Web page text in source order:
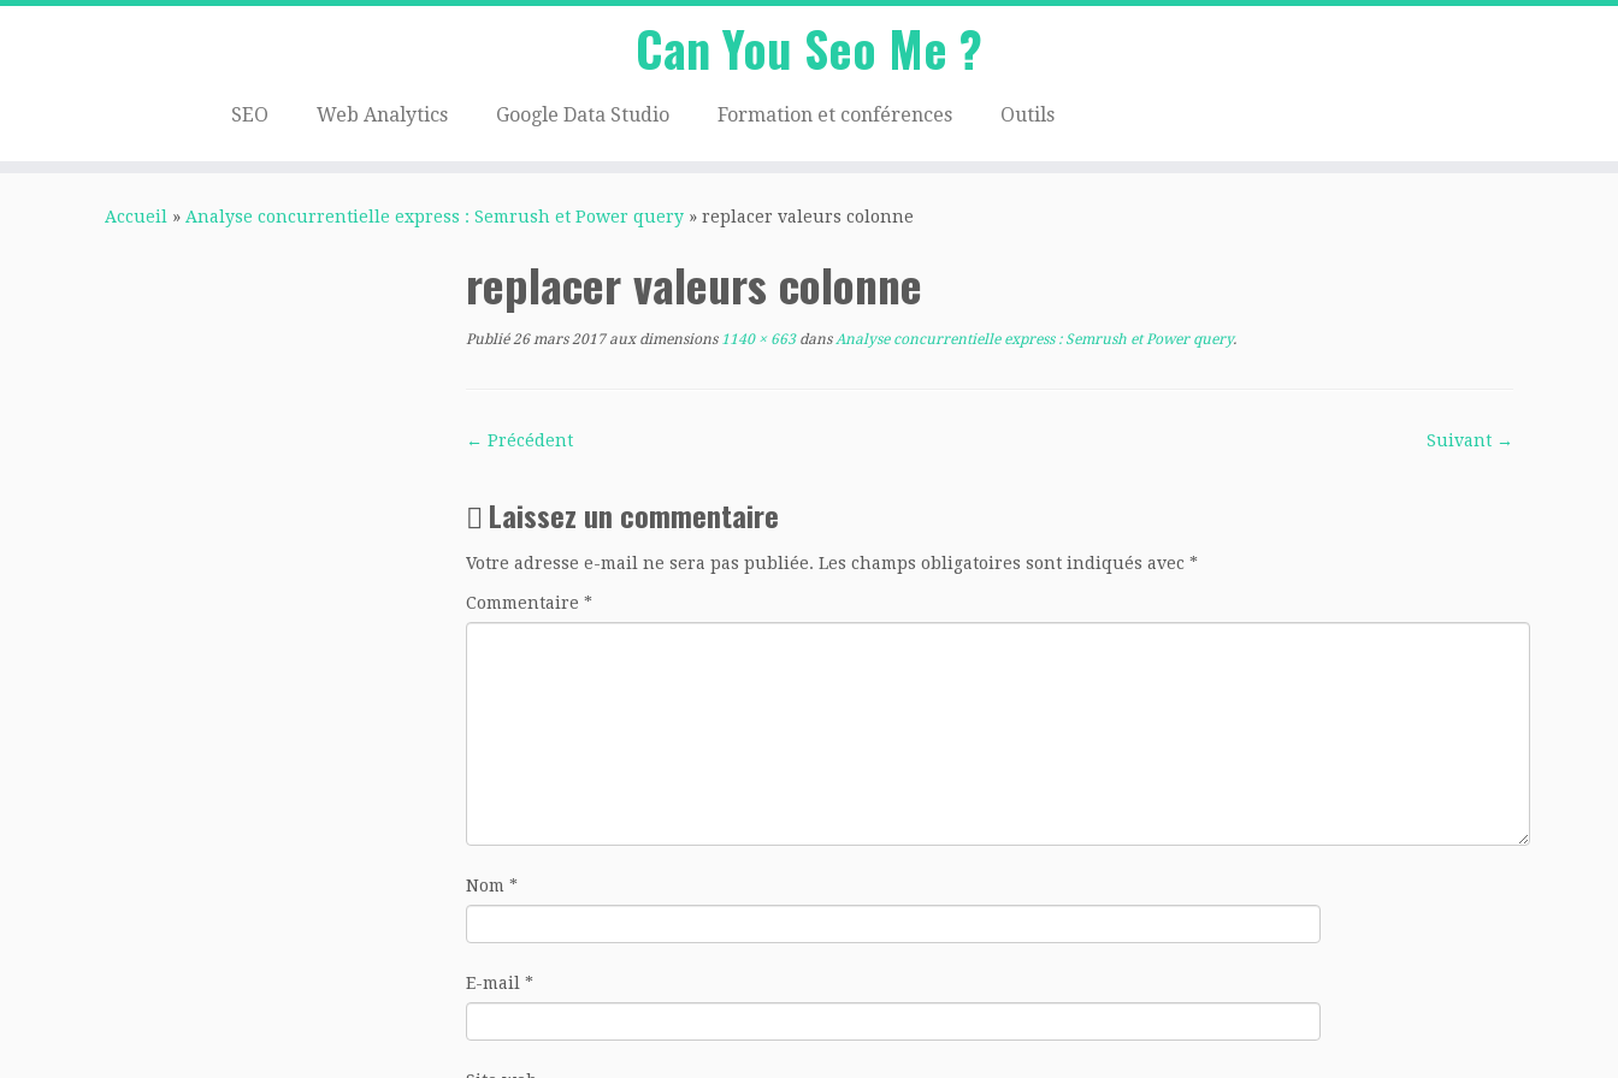
Can You Seo Me ?
SEO Web Analytics Google Data Studio Formation et conférences Outils
Accueil » Analyse concurrentielle express : Semrush et Power query » replacer valeurs colonne
replacer valeurs colonne
Publié 26 mars 2017aux dimensions1140 × 663dansAnalyse concurrentielle express : Semrush et Power query.
← Précédent Suivant →
Laissez un commentaire
Votre adresse e-mail ne sera pas publiée. Les champs obligatoires sont indiqués avec *
Commentaire *
Nom *
E-mail *